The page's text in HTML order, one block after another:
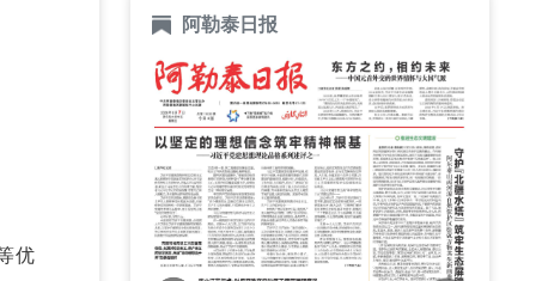
优
阿勒泰日报